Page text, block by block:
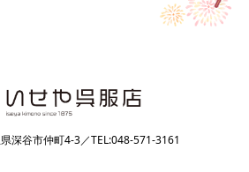
深谷市仲町4-3／TEL:048-571-3161